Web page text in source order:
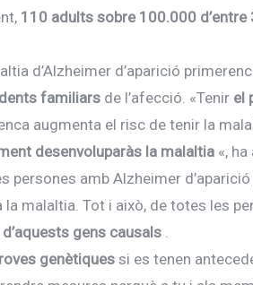
110 adults sobre 100.000 d’entre
d’Alzheimer d’aparició
familiars de l’afecció. «Tenir el
augmenta el risc de tenir la
desenvoluparàs la malaltia «,
persones amb Alzheimer
malaltia. Tot i això, de totes les
gens causals
genètiques si es tenen